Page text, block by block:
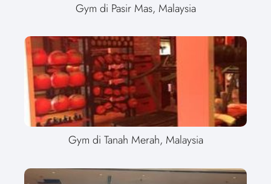
Gym di Pasir Mas, Malaysia
Gym di Tanah Merah, Malaysia